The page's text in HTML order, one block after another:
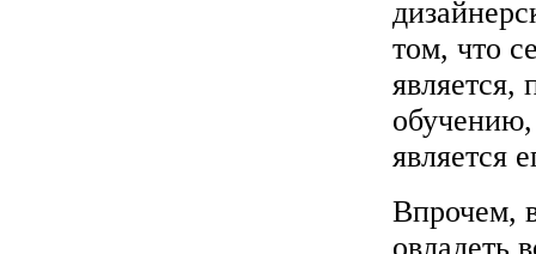
том, что
является,
является
Впрочем,